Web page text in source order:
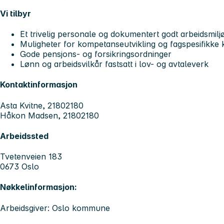
Vi tilbyr
Et trivelig personale og dokumentert godt
Muligheter for kompetanseutvikling og fagspesifikke
Gode pensjons- og forsikringsordninger
Lønn og arbeidsvilkår fastsatt i lov- og avtaleverk
Kontaktinformasjon
Asta Kvitne, 21802180
Håkon Madsen, 21802180
Arbeidssted
Tvetenveien 183
0673 Oslo
Nøkkelinformasjon:
Arbeidsgiver: Oslo kommune